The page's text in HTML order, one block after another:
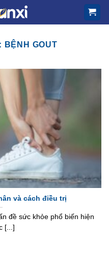
BỆNH GOUT
và cách điều trị
đề sức khỏe phổ biến hiện
[...]